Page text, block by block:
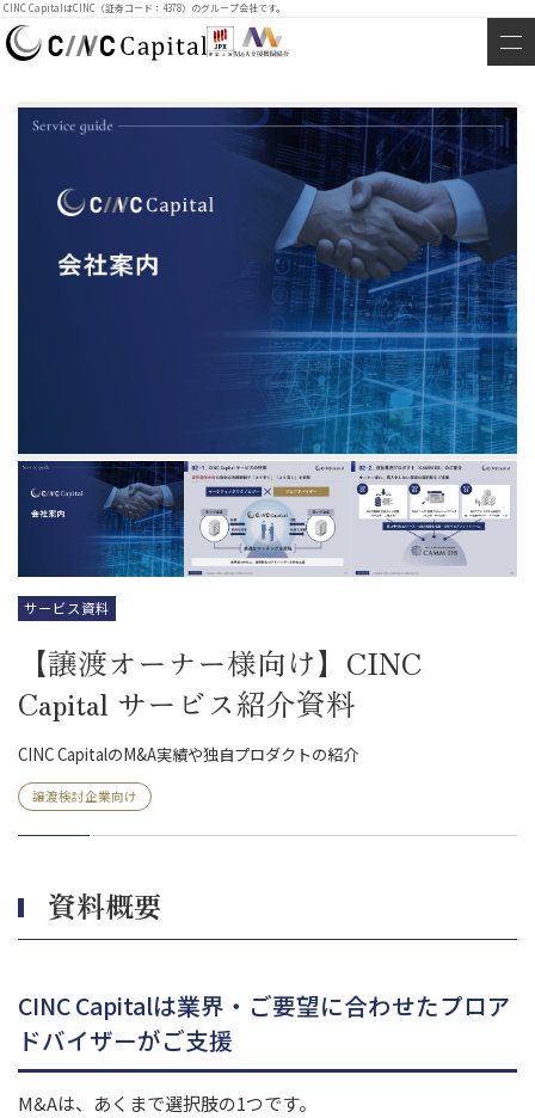
CINC CapitalはCINC（証券コード：4378）のグループ会社です。
サービス資料
【譲渡オーナー様向け】CINC
Capital サービス紹介資料
CINC CapitalのM&A実績や独自プロダクトの紹介
譲渡検討企業向け
資料概要
CINC Capitalは業界・ご要望に合わせたプロア
ドバイザーがご支援
M&Aは、あくまで選択肢の1つです。